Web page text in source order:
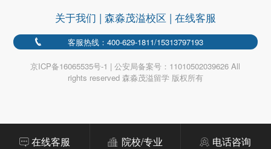
关于我们 | 森淼茂溢校区 | 在线客服
客服热线：400-629-1811/15313797193
京ICP备16065535号-1 | 公安局备案号：11010502039626 All
rights reserved 森淼茂溢留学 版权所有
在线客服 院校/专业 电话咨询